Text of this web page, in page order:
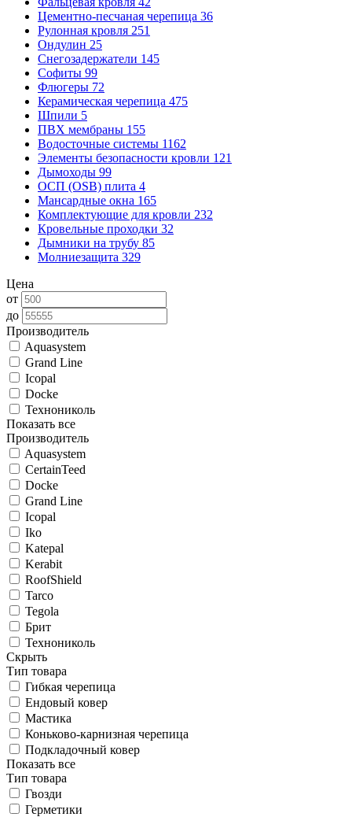
Цементно-песчаная черепица 36
Рулонная кровля 251
Ондулин 25
Снегозадержатели 145
Софиты 99
Флюгеры 72
Керамическая черепица 475
Шпили 5
ПВХ мембраны 155
Водосточные системы 1162
Элементы безопасности кровли 121
Дымоходы 99
ОСП (OSB) плита 4
Мансардные окна 165
Комплектующие для кровли 232
Кровельные проходки 32
Дымники на трубу 85
Молниезащита 329
Цена
от
до
Производитель
Aquasystem
Grand Line
Icopal
Docke
Технониколь
Показать все
Производитель
Aquasystem
CertainTeed
Docke
Grand Line
Icopal
Iko
Katepal
Kerabit
RoofShield
Tarco
Tegola
Брит
Технониколь
Скрыть
Тип товара
Гибкая черепица
Ендовый ковер
Мастика
Коньково-карнизная черепица
Подкладочный ковер
Показать все
Тип товара
Гвозди
Герметики